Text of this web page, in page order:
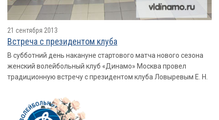
21 сентября 2013
Встреча с президентом клуба
В субботний день накануне стартового матча нового сезона
женский волейбольный клуб «Динамо» Москва провел
традиционную встречу с президентом клуба Ловыревым Е. Н.